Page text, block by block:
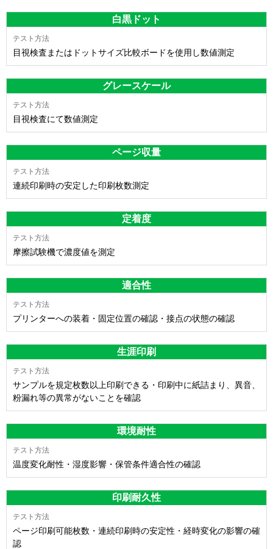
白黒ドット
目視検査またはドットサイズ比較ボードを使用し数値測定
グレースケール
目視検査にて数値測定
ページ収量
連続印刷時の安定した印刷枚数測定
定着度
摩擦試験機で濃度値を測定
適合性
プリンターへの装着・固定位置の確認・接点の状態の確認
生涯印刷
サンプルを規定枚数以上印刷できる・印刷中に紙詰まり、異音、
粉漏れ等の異常がないことを確認
環境耐性
温度変化耐性・湿度影響・保管条件適合性の確認
印刷耐久性
ページ印刷可能枚数・連続印刷時の安定性・経時変化の影響の確
認